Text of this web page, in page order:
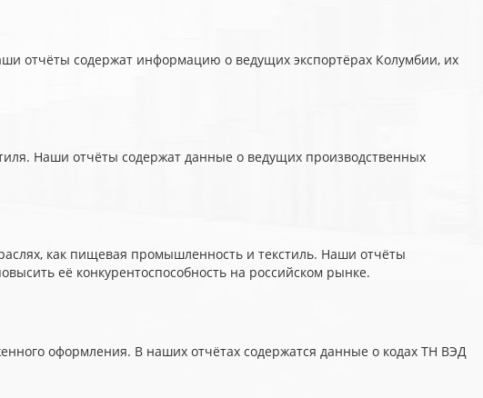
отчёты содержат информацию о ведущих экспортёрах Колумбии, их
Наши отчёты содержат данные о ведущих производственных
как пищевая промышленность и текстиль. Наши отчёты
её конкурентоспособность на российском рынке.
оформления. В наших отчётах содержатся данные о кодах ТН ВЭД